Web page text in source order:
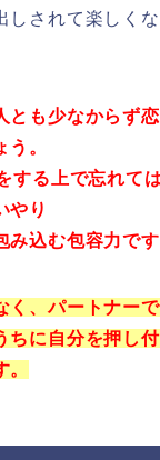
しされて楽しく
とも少なからず
。
する上で忘れて
やり
み込む包容力です
、パートナーで
ちに自分を押し